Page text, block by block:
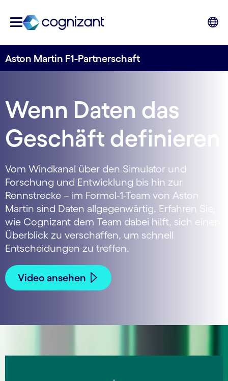
Aston Martin F1-Partnerschaft
Wenn Daten das
Geschäft definieren
Vom Windkanal über den Simulator und
Forschung und Entwicklung bis hin zur
Rennstrecke – im Formel-1-Team von Aston
Martin sind Daten allgegenwärtig. Erfahren Sie,
wie Cognizant dem Team dabei hilft, sich einen
Überblick zu verschaffen, um schnell
Entscheidungen zu treffen.
Video ansehen